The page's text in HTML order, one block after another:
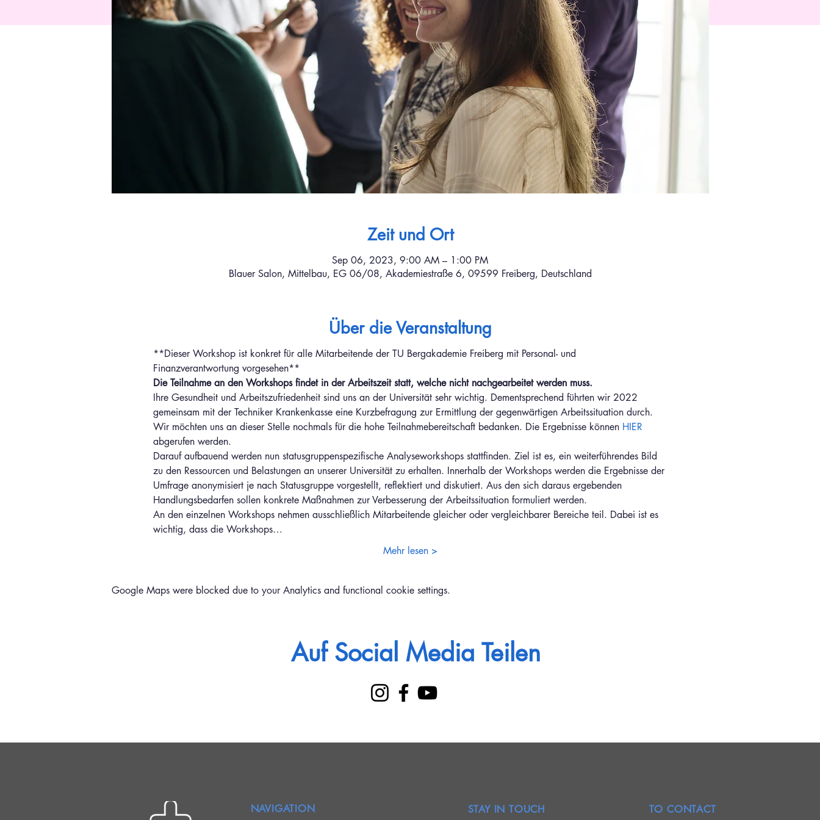
Zeit und Ort
Sep 06, 2023, 9:00 AM – 1:00 PM
Blauer Salon, Mittelbau, EG 06/08, Akademiestraße 6, 09599 Freiberg, Deutschland
Über die Veranstaltung
**Dieser Workshop ist konkret für alle Mitarbeitende der TU Bergakademie Freiberg mit Personal- und
Finanzverantwortung vorgesehen**
Die Teilnahme an den Workshops findet in der Arbeitszeit statt, welche nicht nachgearbeitet werden muss.
Ihre Gesundheit und Arbeitszufriedenheit sind uns an der Universität sehr wichtig. Dementsprechend führten wir 2022
gemeinsam mit der Techniker Krankenkasse eine Kurzbefragung zur Ermittlung der gegenwärtigen Arbeitssituation durch.
Wir möchten uns an dieser Stelle nochmals für die hohe Teilnahmebereitschaft bedanken. Die Ergebnisse können HIER
abgerufen werden.
Darauf aufbauend werden nun statusgruppenspezifische Analyseworkshops stattfinden. Ziel ist es, ein weiterführendes Bild
zu den Ressourcen und Belastungen an unserer Universität zu erhalten. Innerhalb der Workshops werden die Ergebnisse der
Umfrage anonymisiert je nach Statusgruppe vorgestellt, reflektiert und diskutiert. Aus den sich daraus ergebenden
Handlungsbedarfen sollen konkrete Maßnahmen zur Verbesserung der Arbeitssituation formuliert werden.
An den einzelnen Workshops nehmen ausschließlich Mitarbeitende gleicher oder vergleichbarer Bereiche teil. Dabei ist es
wichtig, dass die Workshops…
Mehr lesen >
Google Maps were blocked due to your Analytics and functional cookie settings.
Auf Social Media Teilen
NAVIGATION STAY IN TOUCH TO CONTACT